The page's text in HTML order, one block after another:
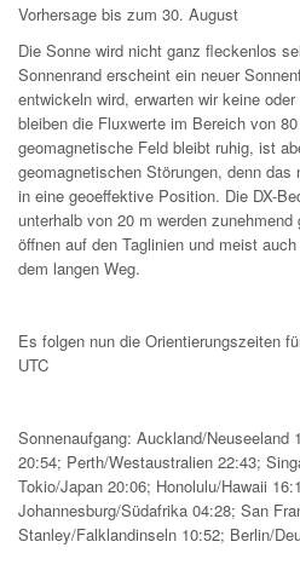
Vorhersage bis zum 30. August
Die Sonne wird nicht ganz fleckenlos
Sonnenrand erscheint ein neuer
entwickeln wird, erwarten wir keine
bleiben die Fluxwerte im Bereich von
geomagnetische Feld bleibt ruhig, ist
geomagnetischen Störungen, denn
in eine geoeffektive Position. Die DX-
unterhalb von 20 m werden
öffnen auf den Taglinien und meist
dem langen Weg.
Es folgen nun die Orientierungszeiten
UTC
Sonnenaufgang: Auckland/Neuseeland
20:54; Perth/Westaustralien 22:43;
Tokio/Japan 20:06; Honolulu/Hawaii
Johannesburg/Südafrika 04:28; San
Stanley/Falklandinseln 10:52; Berlin/